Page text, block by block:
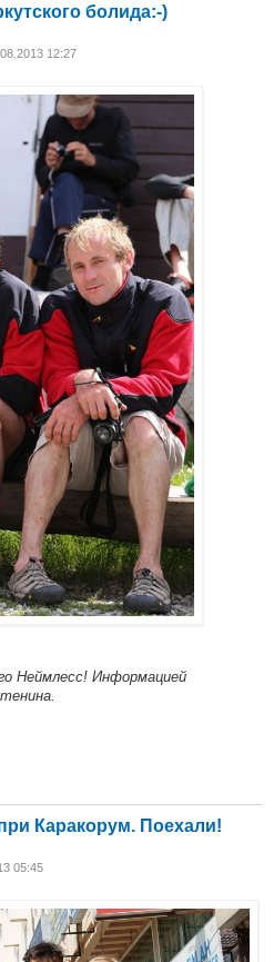
болида:-)
12:27
Неймлесс! Информацией
Каракорум. Поехали!
05:45